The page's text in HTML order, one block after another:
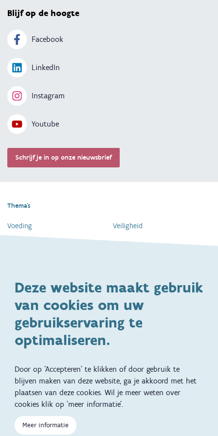
Deze website maakt gebruik
van cookies om uw
gebruikservaring te
optimaliseren.
Door op 'Accepteren' te klikken of door gebruik te
blijven maken van deze website, ga je akkoord met het
plaatsen van deze cookies. Wil je meer weten over
cookies klik op 'meer informatie'.
Meer informatie
Blijf op de hoogte
Facebook
LinkedIn
Instagram
Youtube
Schrijf je in op onze nieuwsbrief
Thema's
Voeding
Ontwikkeling en gedrag
Specifieke
ondersteuningsbehoefte
Zwangerschap en geboorte
Slapen
Veiligheid
Dagelijkse verzorging
Gezinsleven
Adoptie
Kinderwens
Voet
Kind en Gezin diensten
Aanbod tijdens de
zwangerschap
Vertalingen